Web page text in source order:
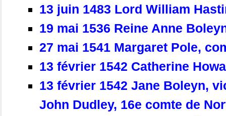
13 juin 1483 Lord William
19 mai 1536 Reine Anne
27 mai 1541 Margaret Pole,
13 février 1542 Catherine
13 février 1542 Jane Boleyn,
John Dudley, 16e comte de